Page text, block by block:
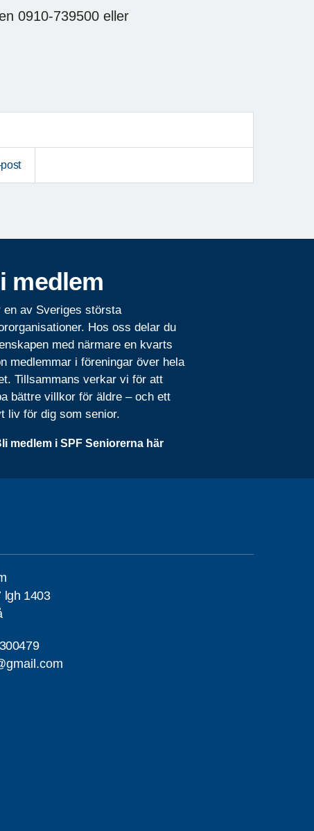
0910-739500 eller
medlem
en av Sveriges största
Hos oss delar du
med närmare en kvarts
medlemmar i föreningar över hela
Tillsammans verkar vi för att
bättre villkor för äldre – och ett
liv för dig som senior.
medlem i SPF Seniorerna här
lgh 1403